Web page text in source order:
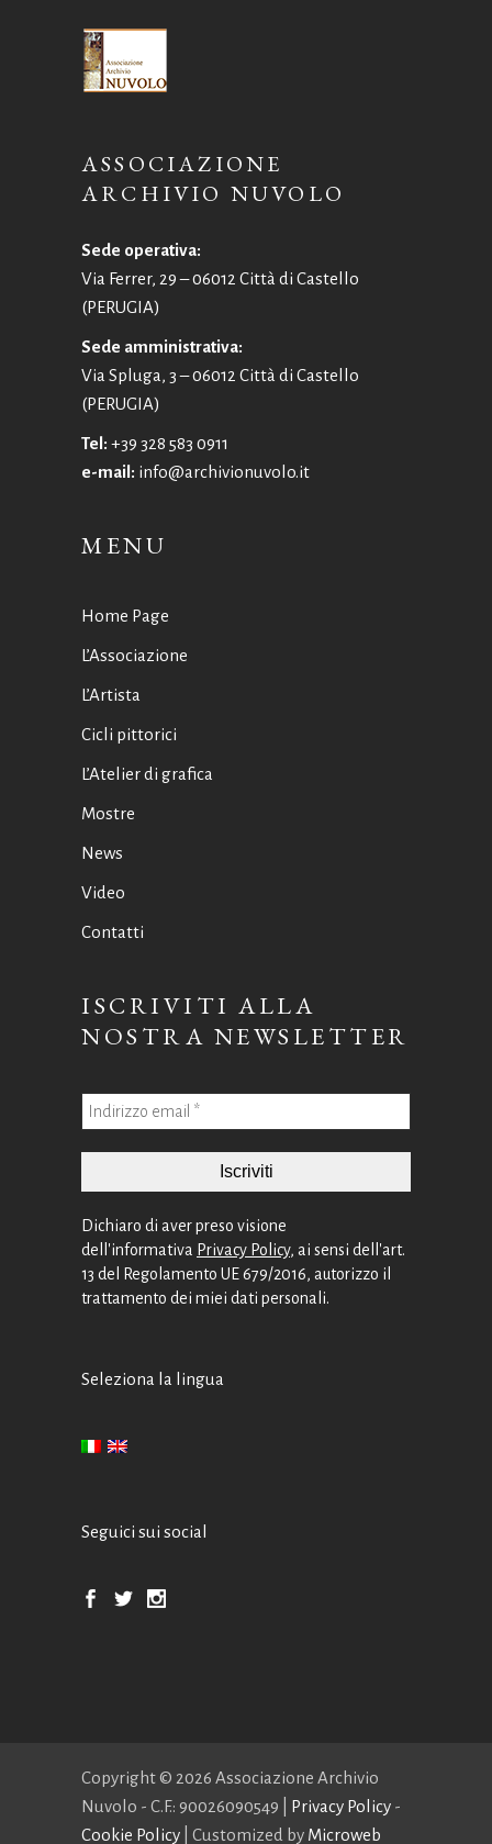
ASSOCIAZIONE
ARCHIVIO NUVOLO
Sede operativa:
Via Ferrer, 29 – 06012 Città di Castello
(PERUGIA)
Sede amministrativa:
Via Spluga, 3 – 06012 Città di Castello
(PERUGIA)
Tel: +39 328 583 0911
e-mail: info@archivionuvolo.it
MENU
Home Page
L’Associazione
L’Artista
Cicli pittorici
L’Atelier di grafica
Mostre
News
Video
Contatti
ISCRIVITI ALLA
NOSTRA NEWSLETTER
Dichiaro di aver preso visione
dell'informativa Privacy Policy, ai sensi dell'art.
13 del Regolamento UE 679/2016, autorizzo il
trattamento dei miei dati personali.
Seleziona la lingua
Seguici sui social
Copyright © 2026 Associazione Archivio
Nuvolo - C.F.: 90026090549 | Privacy Policy -
Cookie Policy | Customized by Microweb